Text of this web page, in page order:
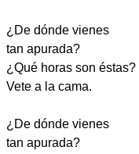
¿De dónde vienes
tan apurada?
¿Qué horas son éstas?
Vete a la cama.
¿De dónde vienes
tan apurada?